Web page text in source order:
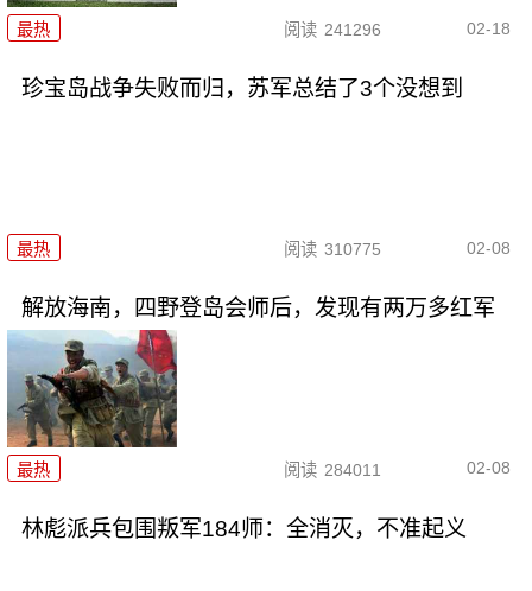
最热 阅读 241296 02-18
珍宝岛战争失败而归，苏军总结了3个没想到
最热 阅读 310775 02-08
解放海南，四野登岛会师后，发现有两万多红军
最热 阅读 284011 02-08
林彪派兵包围叛军184师：全消灭，不准起义